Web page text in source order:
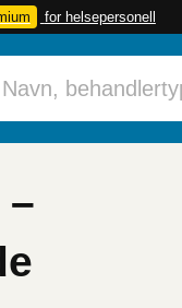
for helsepersonell